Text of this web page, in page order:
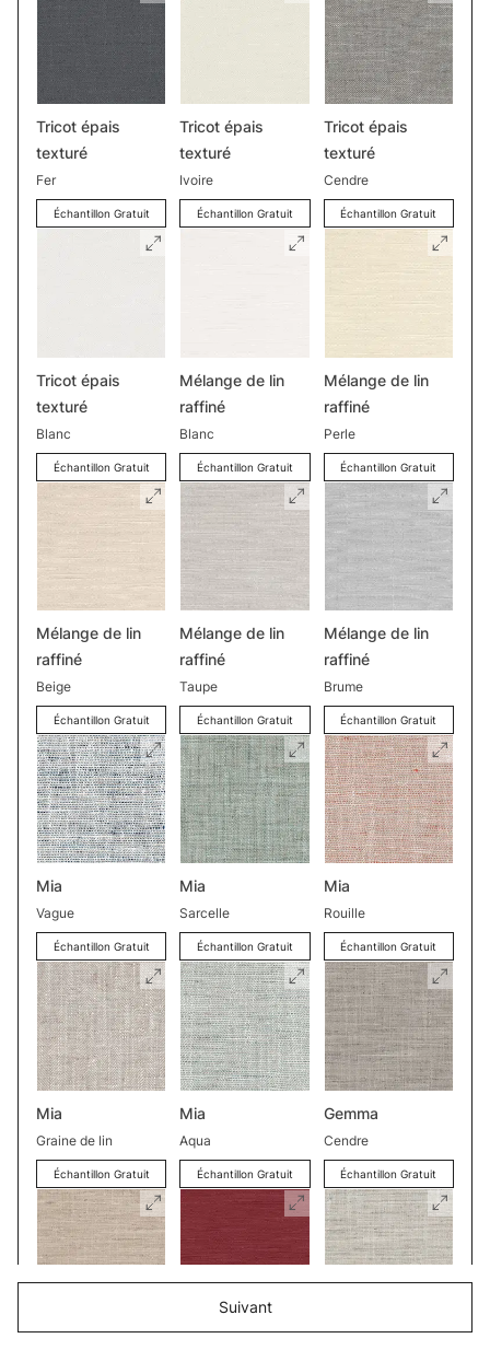
Tricot épais
texturé
Fer
Échantillon Gratuit
Tricot épais
texturé
Ivoire
Échantillon Gratuit
Tricot épais
texturé
Cendre
Échantillon Gratuit
Tricot épais
texturé
Blanc
Échantillon Gratuit
Mélange de lin
raffiné
Blanc
Échantillon Gratuit
Mélange de lin
raffiné
Perle
Échantillon Gratuit
Mélange de lin
raffiné
Beige
Échantillon Gratuit
Mélange de lin
raffiné
Taupe
Échantillon Gratuit
Mélange de lin
raffiné
Brume
Échantillon Gratuit
Mia
Vague
Échantillon Gratuit
Mia
Sarcelle
Échantillon Gratuit
Mia
Rouille
Échantillon Gratuit
Mia
Graine de lin
Échantillon Gratuit
Mia
Aqua
Échantillon Gratuit
Gemma
Cendre
Échantillon Gratuit
Suivant